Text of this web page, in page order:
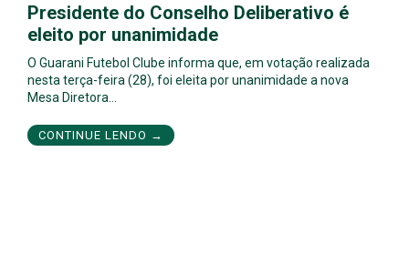
Presidente do Conselho Deliberativo é
eleito por unanimidade
O Guarani Futebol Clube informa que, em votação realizada
nesta terça-feira (28), foi eleita por unanimidade a nova
Mesa Diretora…
CONTINUE LENDO →